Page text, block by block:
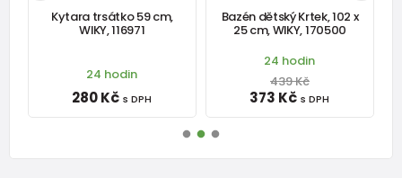
Kytara trsátko 59 cm,
WIKY, 116971
24 hodin
280 Kč s DPH
Bazén dětský Krtek, 102 x
25 cm, WIKY, 170500
24 hodin
439 Kč
373 Kč s DPH